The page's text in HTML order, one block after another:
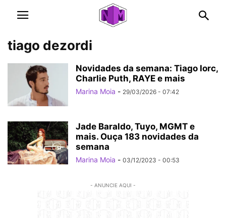
tiago dezordi
Novidades da semana: Tiago Iorc,
Charlie Puth, RAYE e mais
Marina Moia - 29/03/2026 - 07:42
Jade Baraldo, Tuyo, MGMT e
mais. Ouça 183 novidades da
semana
Marina Moia - 03/12/2023 - 00:53
- ANUNCIE AQUI -